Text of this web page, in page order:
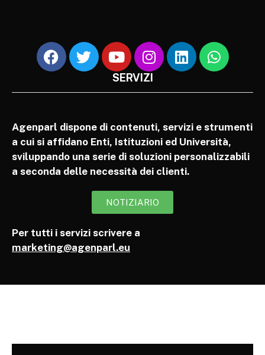
SERVIZI
Agenparl dispone di contenuti, servizi e strumenti
a cui si affidano Enti, Istituzioni ed Università,
sviluppando una serie di soluzioni personalizzabili
a seconda delle necessità dei clienti.
NOTIZIARIO
Per tutti i servizi scrivere a
marketing@agenparl.eu